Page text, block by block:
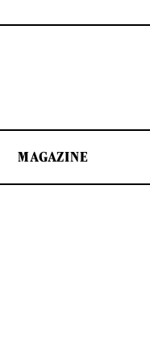
MAGAZINE